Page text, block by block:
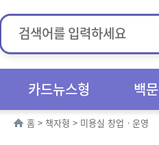
카드뉴스형 백
홈 > 책자형 > 미용실 창업ㆍ운영